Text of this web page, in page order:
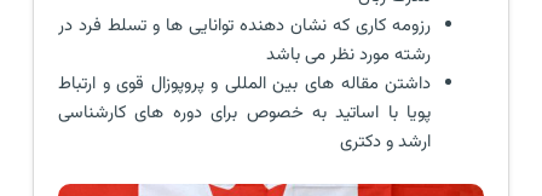
رزومه کاری که نشان دهنده توانایی ها و تسلط فرد در
رشته مورد نظر می باشد
داشتن مقاله های بین المللی و پروپوزال قوی و ارتباط
پویا با اساتید به خصوص برای دوره های کارشناسی
ارشد و دکتری